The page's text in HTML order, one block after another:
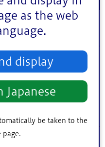
as the web
display
Japanese
be taken to the
page.
ます。
、定員になりまし